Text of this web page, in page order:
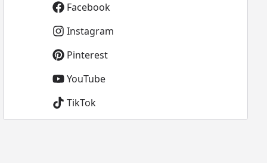
Facebook
Instagram
Pinterest
YouTube
TikTok